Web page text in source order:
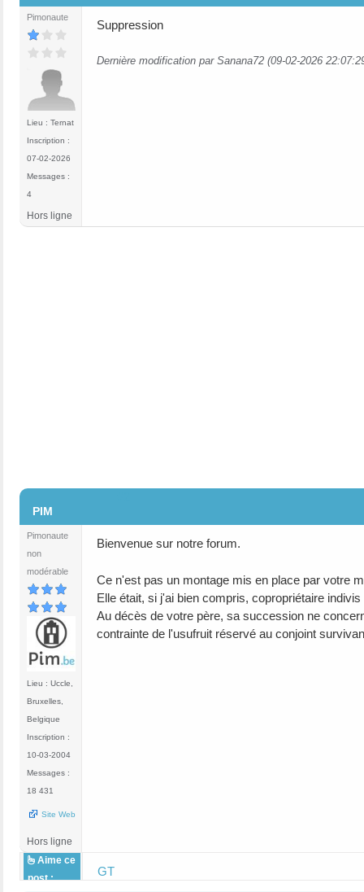
Pimonaute
Lieu : Ternat
Inscription :
07-02-2026
Messages :
4
Suppression
Dernière modification par Sanana72 (09-02-2026
Hors ligne
PIM
Pimonaute
non
modérable
Lieu : Uccle,
Bruxelles,
Belgique
Inscription :
10-03-2004
Messages :
18 431
Site Web
Bienvenue sur notre forum.
Ce n'est pas un montage mis en place par votre
Elle était, si j'ai bien compris, copropriétaire
Au décès de votre père, sa succession ne
contrainte de l'usufruit réservé au conjoint
Hors ligne
Aime ce
post :
GT